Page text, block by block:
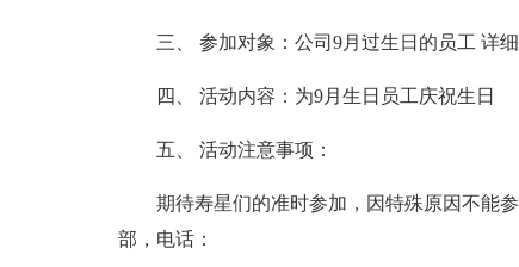
三、 参加对象：公司9月过生日的员工 详
四、 活动内容：为9月生日员工庆祝生日
五、 活动注意事项：
期待寿星们的准时参加，因特殊原因不能
部，电话：